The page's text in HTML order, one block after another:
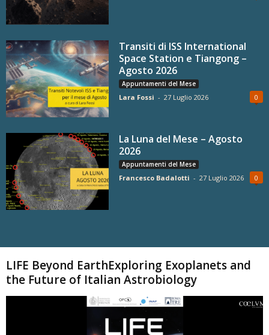
Transiti di ISS International
Space Station e Tiangong –
Agosto 2026
Appuntamenti del Mese
Lara Fossi - 27 Luglio 2026 0
La Luna del Mese – Agosto
2026
Appuntamenti del Mese
Francesco Badalotti - 27 Luglio 2026 0
LIFE Beyond EarthExploring Exoplanets and
the Future of Italian Astrobiology